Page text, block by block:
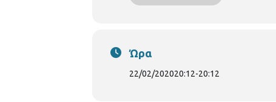
Ώρα
22/02/202020:12-20:12